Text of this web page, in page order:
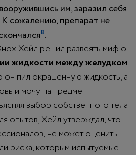
им, заразил себя
сожалению, препарат не
8.
Хейл решил развеять миф о
жидкости между желудком
он пил окрашенную жидкость, а
и мочу на предмет
выбор собственного тела
опытов, Хейл утверждал, что
не может оценить
риска, которым испытуемые